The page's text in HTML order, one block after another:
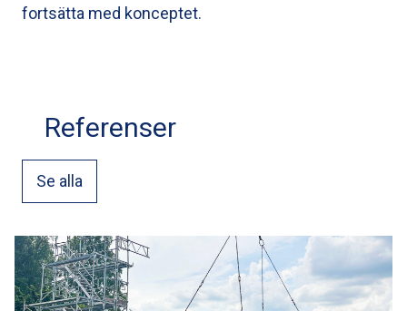
fortsätta med konceptet.
Referenser
Se alla